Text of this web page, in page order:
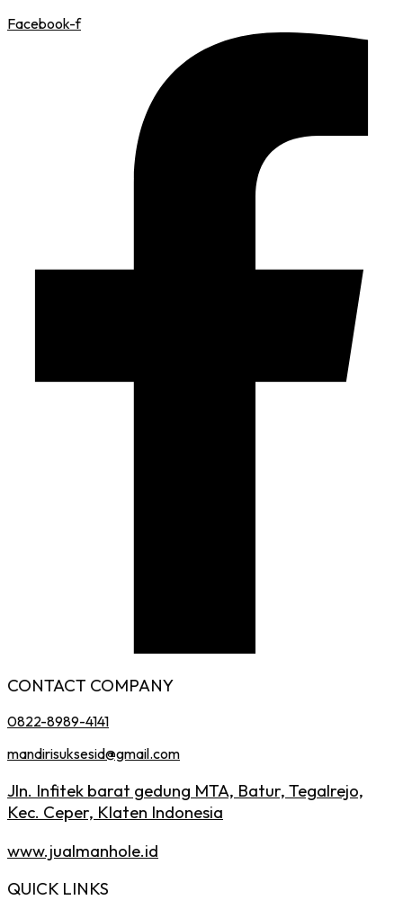
Facebook-f
CONTACT COMPANY
0822-8989-4141
mandirisuksesid@gmail.com
Jln. Infitek barat gedung MTA, Batur, Tegalrejo,
Kec. Ceper, Klaten Indonesia
www.jualmanhole.id
QUICK LINKS